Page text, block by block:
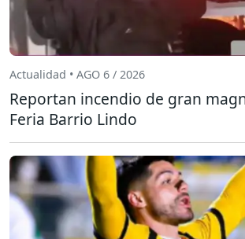
Actualidad • AGO 6 / 2026
Reportan incendio de gran
Feria Barrio Lindo